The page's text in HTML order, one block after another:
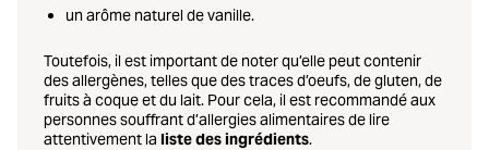
un arôme naturel de vanille.
Toutefois, il est important de noter qu’elle peut contenir
des allergènes, telles que des traces d’oeufs, de gluten, de
fruits à coque et du lait. Pour cela, il est recommandé aux
personnes souffrant d’allergies alimentaires de lire
attentivement la liste des ingrédients.